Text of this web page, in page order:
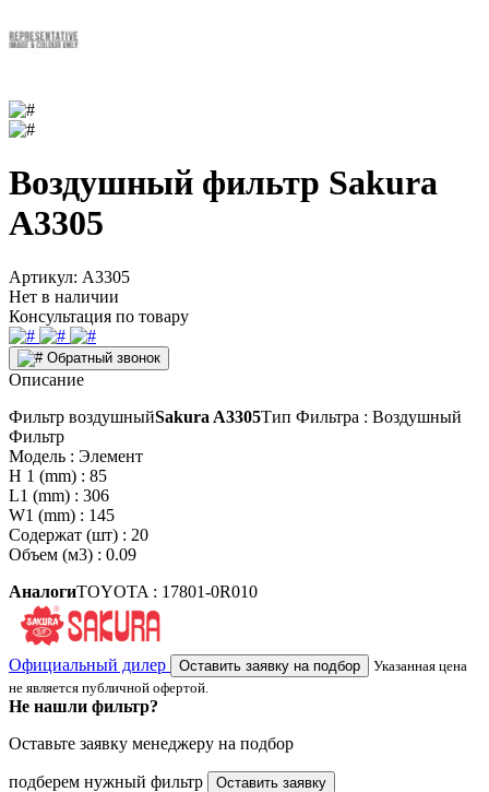
Воздушный фильтр Sakura
A3305
Артикул: A3305
Нет в наличии
Консультация по товару
Обратный звонок
Описание
Фильтр воздушныйSakura A3305Тип Фильтра : Воздушный
Фильтр
Модель : Элемент
H 1 (mm) : 85
L1 (mm) : 306
W1 (mm) : 145
Содержат (шт) : 20
Объем (м3) : 0.09
АналогиTOYOTA : 17801-0R010
Официальный дилер Оставить заявку на подбор
Указанная цена
не является публичной офертой.
Не нашли фильтр?
Оставьте заявку менеджеру на подбор
подберем нужный фильтр Оставить заявку